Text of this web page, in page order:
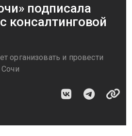
подписала
консалтинговой
организовать и провести